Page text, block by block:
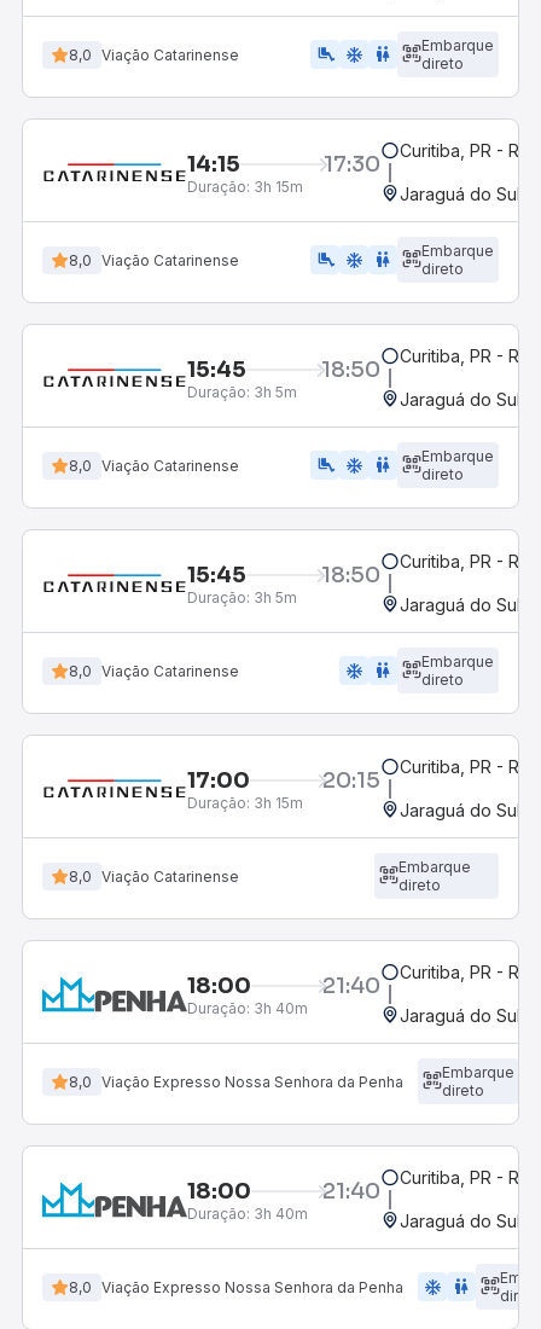
8,0 Viação Catarinense airline_seat_legroom_extra ac_unit WC
Embarque
direto
14:15 17:30
Duração: 3h 15m
Curitiba, PR -
Jaraguá do Sul,
8,0 Viação Catarinense airline_seat_legroom_extra ac_unit wc
Embarque
direto
15:45 18:50
Duração: 3h 5m
Curitiba, PR -
Jaraguá do Sul,
8,0 Viação Catarinense airline_seat_legroom_extra ac_unit WC
Embarque
direto
15:45 18:50
Duração: 3h 5m
Curitiba, PR -
Jaraguá do Sul,
8,0 Viação Catarinense ac_unit wc
Embarque
direto
17:00 20:15
Duração: 3h 15m
Curitiba, PR -
Jaraguá do Sul,
8,0 Viação Catarinense
Embarque
direto
18:00 21:40
Duração: 3h 40m
Curitiba, PR -
Jaraguá do Sul,
8,0 Viação Expresso Nossa Senhora da Penha
Embarque
direto
18:00 21:40
Duração: 3h 40m
Curitiba, PR -
Jaraguá do Sul,
8,0 Viação Expresso Nossa Senhora da Penha ac_unit wc
direto